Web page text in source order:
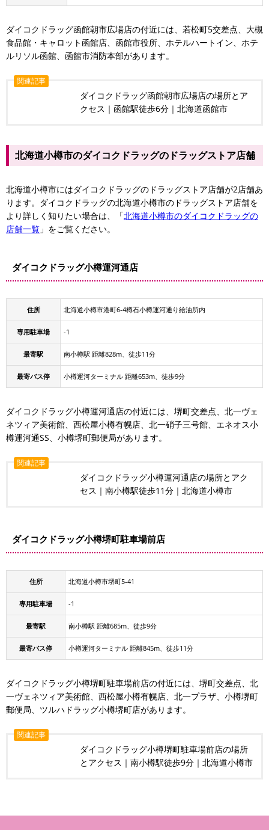
ダイコクドラッグ函館朝市広場店の付近には、若松町5交差点、大槻
食品館・キャロット函館店、函館市役所、ホテルハートイン、ホテ
ルリソル函館、函館市消防本部があります。
関連記事
ダイコクドラッグ函館朝市広場店の場所とア
クセス｜函館駅徒歩6分｜北海道函館市
北海道小樽市のダイコクドラッグのドラッグストア店舗
北海道小樽市にはダイコクドラッグのドラッグストア店舗が2店舗あ
ります。ダイコクドラッグの北海道小樽市のドラッグストア店舗を
より詳しく知りたい場合は、「北海道小樽市のダイコクドラッグの
店舗一覧 」をご覧ください。
ダイコクドラッグ小樽運河通店
住所 北海道小樽市港町6-4樽石小樽運河通り給油所内
専用駐車場 -1
最寄駅 南小樽駅 距離828m、徒歩11分
最寄バス停 小樽運河ターミナル 距離653m、徒歩9分
ダイコクドラッグ小樽運河通店の付近には、堺町交差点、北一ヴェ
ネツィア美術館、西松屋小樽有幌店、北一硝子三号館、エネオス小
樽運河通SS、小樽堺町郵便局があります。
関連記事
ダイコクドラッグ小樽運河通店の場所とアク
セス｜南小樽駅徒歩11分｜北海道小樽市
ダイコクドラッグ小樽堺町駐車場前店
住所 北海道小樽市堺町5-41
専用駐車場 -1
最寄駅 南小樽駅 距離685m、徒歩9分
最寄バス停 小樽運河ターミナル 距離845m、徒歩11分
ダイコクドラッグ小樽堺町駐車場前店の付近には、堺町交差点、北
一ヴェネツィア美術館、西松屋小樽有幌店、北一プラザ、小樽堺町
郵便局、ツルハドラッグ小樽堺町店があります。
関連記事
ダイコクドラッグ小樽堺町駐車場前店の場所
とアクセス｜南小樽駅徒歩9分｜北海道小樽市